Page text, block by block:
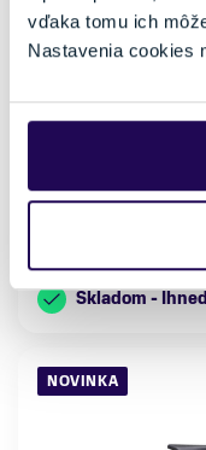
vďaka tomu ich
Nastavenia cookies
Bicykel CTM
Horské bicykle
160 - 175
Skladom -
NOVINKA